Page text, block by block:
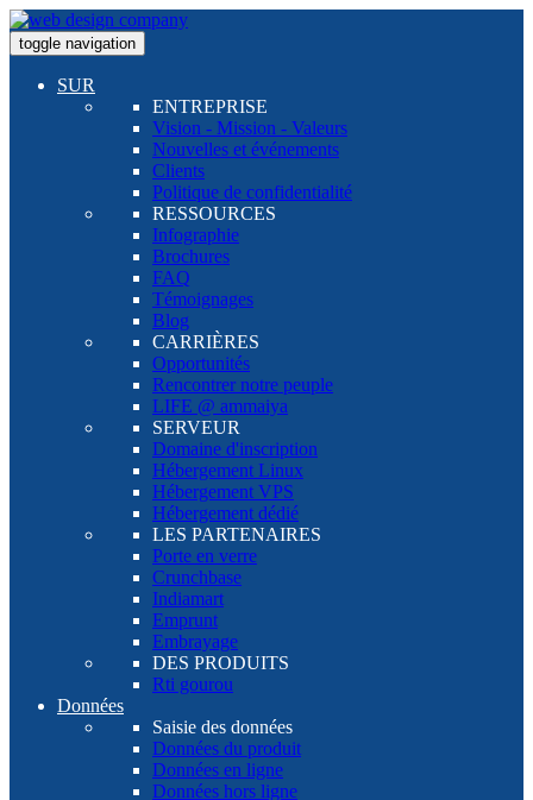
toggle navigation
SUR
ENTREPRISE
Vision - Mission - Valeurs
Nouvelles et événements
Clients
Politique de confidentialité
RESSOURCES
Infographie
Brochures
FAQ
Témoignages
Blog
CARRIÈRES
Opportunités
Rencontrer notre peuple
LIFE @ ammaiya
SERVEUR
Domaine d'inscription
Hébergement Linux
Hébergement VPS
Hébergement dédié
LES PARTENAIRES
Porte en verre
Crunchbase
Indiamart
Emprunt
Embrayage
DES PRODUITS
Rti gourou
Données
Saisie des données
Données du produit
Données en ligne
Données hors ligne